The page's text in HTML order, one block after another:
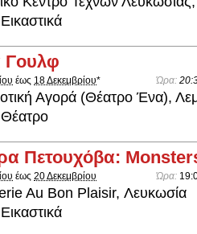
Εικαστικά
Γουλφ
έως 18 Δεκεμβρίου* Ώρα:
Αγορά (Θέατρο Ένα),
Θέατρο
Πετουχόβα:
έως 20 Δεκεμβρίου Ώρα:
Au Bon Plaisir, Λευκωσία
Εικαστικά